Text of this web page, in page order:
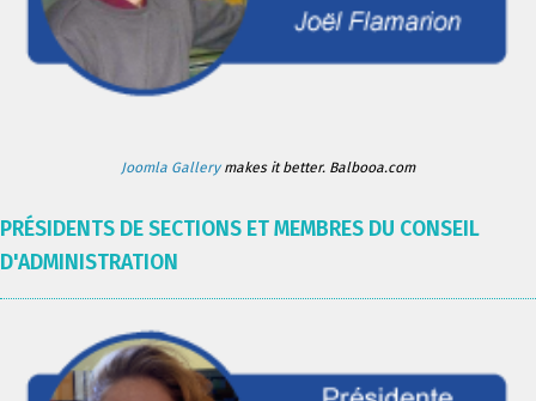
Joomla Gallerymakes it better. Balbooa.com
PRÉSIDENTS DE SECTIONS ET MEMBRES DU CONSEIL
D'ADMINISTRATION